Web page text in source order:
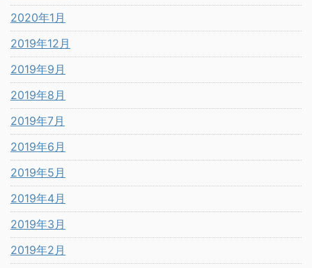
2020年1月
2019年12月
2019年9月
2019年8月
2019年7月
2019年6月
2019年5月
2019年4月
2019年3月
2019年2月